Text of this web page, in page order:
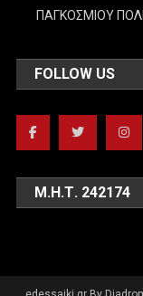
ΠΑΓΚΟΣΜΙΟΥ
FOLLOW US
Μ.Η.Τ. 242174